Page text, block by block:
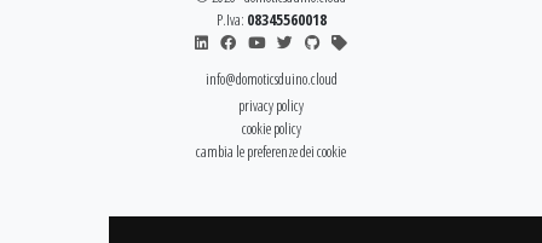
P.Iva: 08345560018
info@domoticsduino.cloud
privacy policy
cookie policy
cambia le preferenze dei cookie